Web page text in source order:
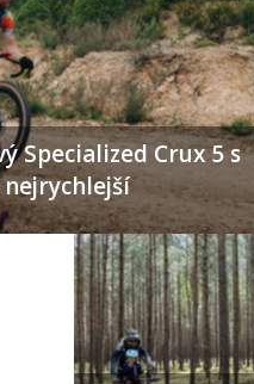
Specialized Crux 5 s